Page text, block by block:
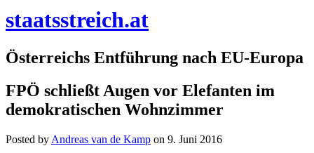
staatsstreich.at
Österreichs Entführung nach EU-Europa
FPÖ schließt Augen vor Elefanten im
demokratischen Wohnzimmer
Posted by Andreas van de Kamp on 9. Juni 2016